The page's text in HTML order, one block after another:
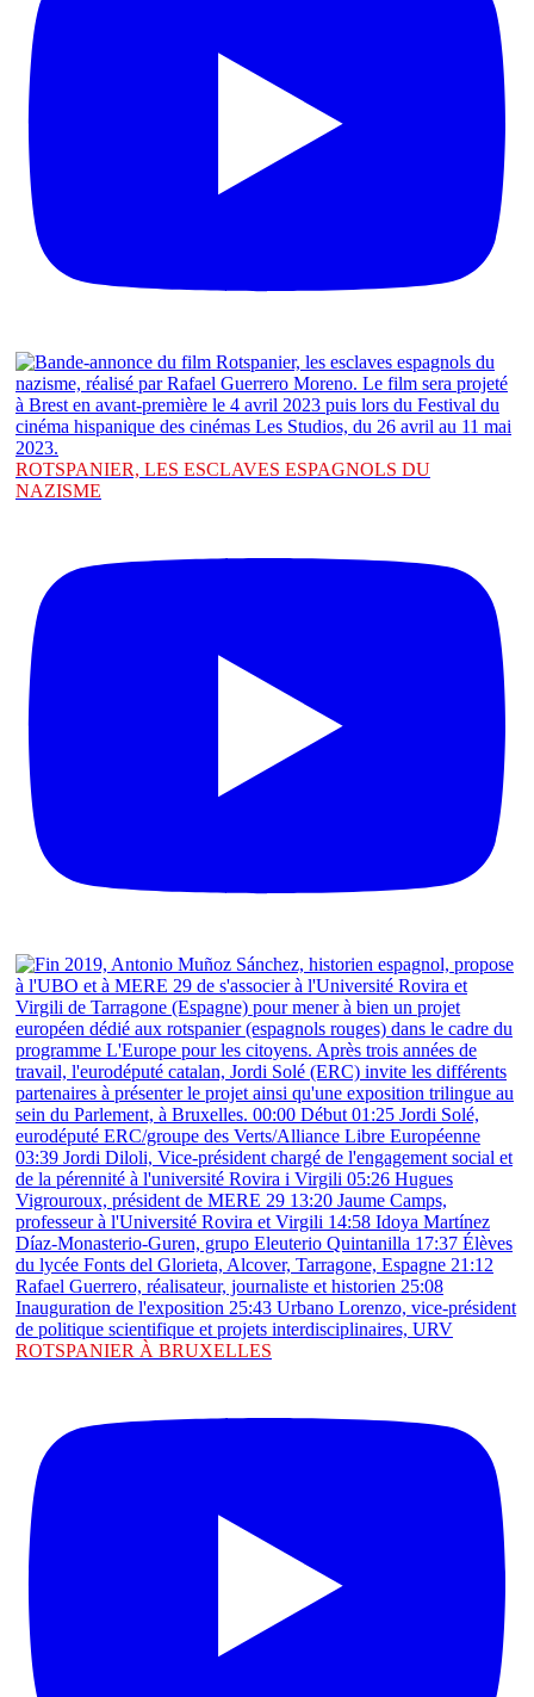
ROTSPANIER, LES ESCLAVES ESPAGNOLS DU
NAZISME
ROTSPANIER À BRUXELLES